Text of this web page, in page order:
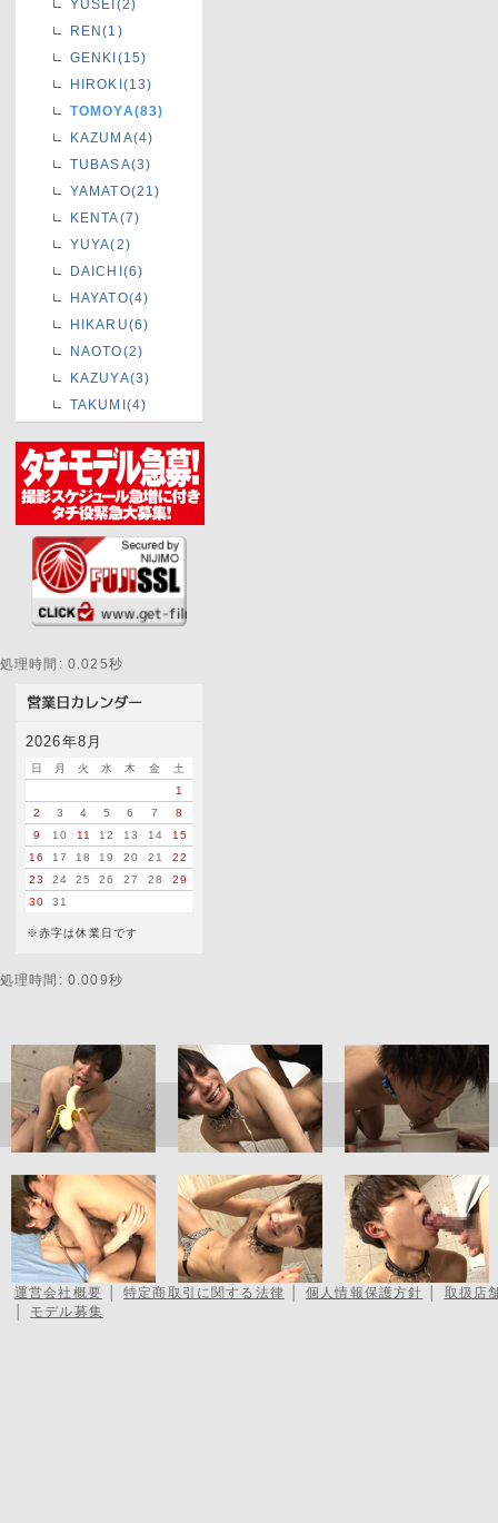
YUSEI(2)
REN(1)
GENKI(15)
HIROKI(13)
TOMOYA(83)
KAZUMA(4)
TUBASA(3)
YAMATO(21)
KENTA(7)
YUYA(2)
DAICHI(6)
HAYATO(4)
HIKARU(6)
NAOTO(2)
KAZUYA(3)
TAKUMI(4)
処理時間: 0.025秒
2026年8月
日 月 火 水 木 金
土
1
2
3 4 5 6 7
8
9
10 11 12 13 14
15
16
17 18 19 20 21
22
23
24 25 26 27 28
29
30
31
※赤字は休業日です
処理時間: 0.009秒
運営会社概要 特定商取引に関する法律 個人情報保護方針
取扱店
モデル募集